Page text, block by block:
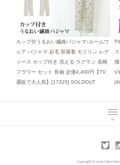
カップ付うるおい繊維パジャマ♪ルームウ
ェア パジャマ 起毛 部屋着 モリリン レデ
ィース カップ付き 洗える ラグラン 花柄
フラワー セット 長袖 定価4,400円【TV
通販で大人気】[17325] SOLDOUT
V
メールマガ